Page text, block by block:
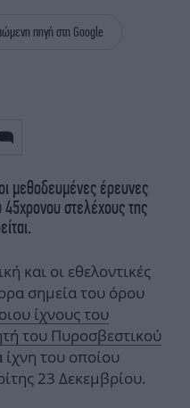
THE OCEAN
πηγή στη Google
μεθοδευμένες έρευνες
στελέχους της
και οι εθελοντικές
σημεία του όρου
ίχνους του
του Πυροσβεστικού
ίχνη του οποίου
23 Δεκεμβρίου.